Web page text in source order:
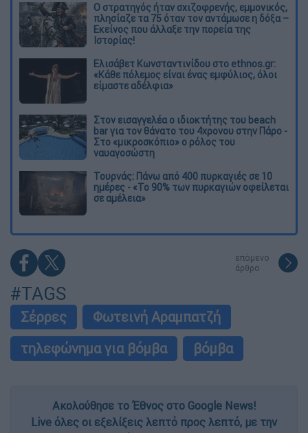
O στρατηγός ήταν σχιζοφρενής, εμμονικός,
πλησίαζε τα 75 όταν τον αντάμωσε η δόξα –
Εκείνος που άλλαξε την πορεία της
Ιστορίας!
Ελισάβετ Κωνσταντινίδου στο ethnos.gr:
«Κάθε πόλεμος είναι ένας εμφύλιος, όλοι
είμαστε αδέλφια»
Στον εισαγγελέα ο ιδιοκτήτης του beach
bar για τον θάνατο του 4χρονου στην Πάρο -
Στο «μικροσκόπιο» ο ρόλος του
ναυαγοσώστη
Τουρνάς: Πάνω από 400 πυρκαγιές σε 10
ημέρες - «Το 90% των πυρκαγιών οφείλεται
σε αμέλεια»
επόμενο
άρθρο
#TAGS
Σέρρες
Φωτεινή Αραμπατζή
τηλεφώνημα για βόμβα
βόμβα
Ακολούθησε το Έθνος στο Google News!
Live όλες οι εξελίξεις λεπτό προς λεπτό, με την